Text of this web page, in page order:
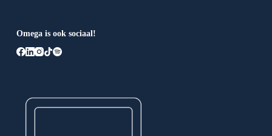
Omega is ook sociaal!